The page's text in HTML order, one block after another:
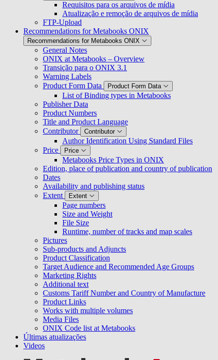
Requisitos para os arquivos de mídia
Atualização e remoção de arquivos de mídia
FTP-Upload
Recommendations for Metabooks ONIX
Recommendations for Metabooks ONIX
General Notes
ONIX at Metabooks – Overview
Transição para o ONIX 3.1
Warning Labels
Product Form Data
Product Form Data
List of Binding types in Metabooks
Publisher Data
Product Numbers
Title and Product Language
Contributor
Contributor
Author Identification Using Standard Files
Price
Price
Metabooks Price Types in ONIX
Edition, place of publication and country of publication
Dates
Availability and publishing status
Extent
Extent
Page numbers
Size and Weight
File Size
Runtime, number of tracks and map scales
Pictures
Sub-products and Adjuncts
Product Classification
Target Audience and Recommended Age Groups
Marketing Rights
Additional text
Customs Tariff Number and Country of Manufacture
Product Links
Works with multiple volumes
Media Files
ONIX Code list at Metabooks
Últimas atualizações
Videos